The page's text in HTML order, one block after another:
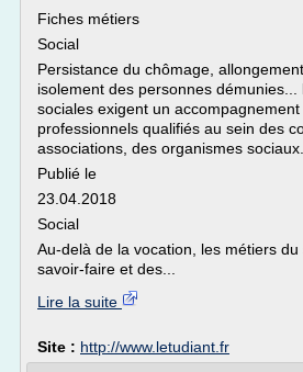
Fiches métiers
Social
Persistance du chômage,
isolement des personnes
sociales exigent un
professionnels qualifiés au sein des
associations, des organismes sociaux.
Publié le
23.04.2018
Social
Au-delà de la vocation, les métiers
savoir-faire et des...
Lire la suite
Site : http://www.letudiant.fr